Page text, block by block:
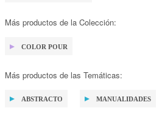
Más productos de la Colección:
COLOR POUR
Más productos de las Temáticas:
ABSTRACTO MANUALIDADES